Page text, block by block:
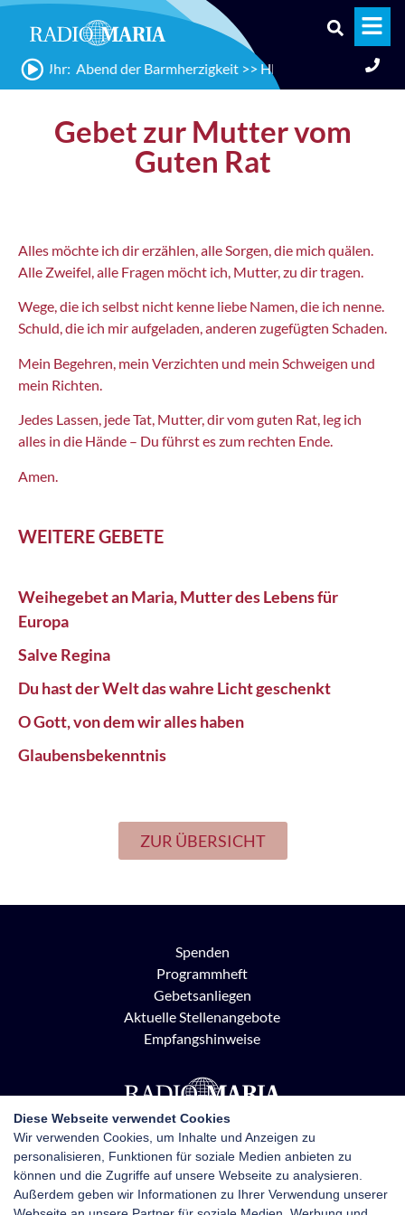
Uhr: Abend der Barmherzigkeit >> Hl. Messe mit neuen
Gebet zur Mutter vom
Guten Rat
Alles möchte ich dir erzählen, alle Sorgen, die mich quälen.
Alle Zweifel, alle Fragen möcht ich, Mutter, zu dir tragen.
Wege, die ich selbst nicht kenne liebe Namen, die ich nenne.
Schuld, die ich mir aufgeladen, anderen zugefügten Schaden.
Mein Begehren, mein Verzichten und mein Schweigen und
mein Richten.
Jedes Lassen, jede Tat, Mutter, dir vom guten Rat, leg ich
alles in die Hände – Du führst es zum rechten Ende.
Amen.
WEITERE GEBETE
Weihegebet an Maria, Mutter des Lebens für
Europa
Salve Regina
Du hast der Welt das wahre Licht geschenkt
O Gott, von dem wir alles haben
Glaubensbekenntnis
ZUR ÜBERSICHT
Spenden
Programmheft
Gebetsanliegen
Aktuelle Stellenangebote
Empfangshinweise
Radio Maria Österreich
Pottendorfer Straße 21, 1120 Wien
+43 1 710 70 72
Diese Webseite verwendet Cookies
Wir verwenden Cookies, um Inhalte und Anzeigen zu
personalisieren, Funktionen für soziale Medien anbieten zu
können und die Zugriffe auf unsere Webseite zu analysieren.
Außerdem geben wir Informationen zu Ihrer Verwendung unserer